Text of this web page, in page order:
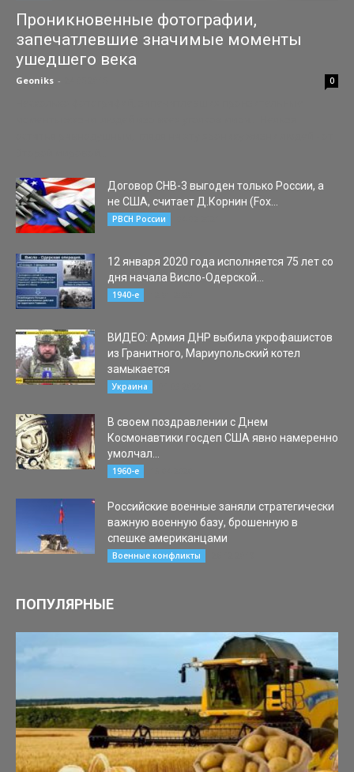
Проникновенные фотографии,
запечатлевшие значимые моменты
ушедшего века
Geoniks - 0
Договор СНВ-3 выгоден только России, а
не США, считает Д.Корнин (Fox...
РВСН России
12 января 2020 года исполняется 75 лет со
дня начала Висло-Одерской...
1940-е
ВИДЕО: Армия ДНР выбила укрофашистов
из Гранитного, Мариупольский котел
замыкается
Украина
В своем поздравлении с Днем
Космонавтики госдеп США явно намеренно
умолчал...
1960-е
Российские военные заняли стратегически
важную военную базу, брошенную в
спешке американцами
Военные конфликты
ПОПУЛЯРНЫЕ